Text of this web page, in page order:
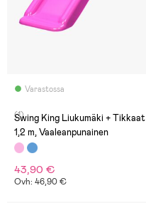
Varastossa
(1)
Swing King Liukumäki + Tikkaat
1,2 m, Vaaleanpunainen
43,90 €
Ovh: 46,90 €